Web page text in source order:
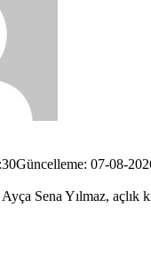
Güncelleme: 07-08-